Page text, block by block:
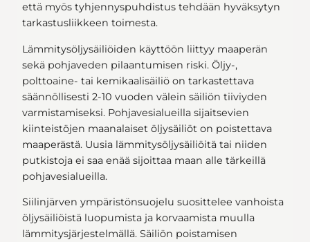
että myös tyhjennyspuhdistus tehdään hyväksytyn
tarkastusliikkeen toimesta.
Lämmitysöljysäiliöiden käyttöön liittyy maaperän
sekä pohjaveden pilaantumisen riski. Öljy-,
polttoaine- tai kemikaalisäiliö on tarkastettava
säännöllisesti 2-10 vuoden välein säiliön tiiviyden
varmistamiseksi. Pohjavesialueilla sijaitsevien
kiinteistöjen maanalaiset öljysäiliöt on poistettava
maaperästä. Uusia lämmitysöljysäiliöitä tai niiden
putkistoja ei saa enää sijoittaa maan alle tärkeillä
pohjavesialueilla.
Siilinjärven ympäristönsuojelu suosittelee vanhoista
öljysäiliöistä luopumista ja korvaamista muulla
lämmitysjärjestelmällä. Säiliön poistamisen